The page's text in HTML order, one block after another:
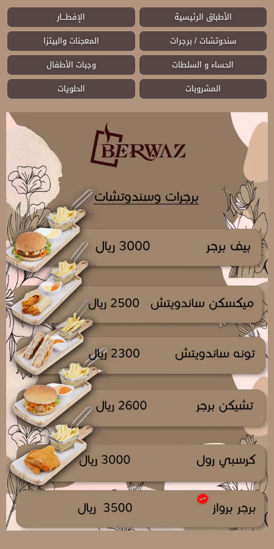
الإفطـــار
الأطباق الرئيسية
المعجنات والبيتزا
سندوتشات / برجرات
وجبات الأطفال
الحساء و السلطات
الحلويات
المشروبات